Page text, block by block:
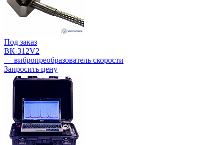
Под заказ
ВК-312V2
— вибропреобразователь скорости
Запросить цену